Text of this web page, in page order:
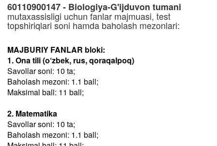
60110900147 - Biologiya-G'ijduvon tumani
mutaxassisligi uchun fanlar majmuasi, test
topshiriqlari soni hamda baholash mezonlari:
MAJBURIY FANLAR bloki:
1. Ona tili (o‘zbek, rus, qoraqalpoq)
Savollar soni: 10 ta;
Baholash mezoni: 1.1 ball;
Maksimal ball: 11 ball;
2. Matematika
Savollar soni: 10 ta;
Baholash mezoni: 1.1 ball;